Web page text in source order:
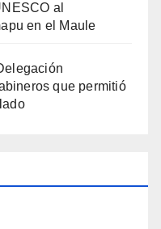
al
en el Maule
que permitió